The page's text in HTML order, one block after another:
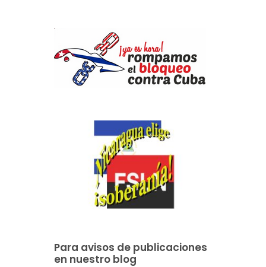
Para avisos de publicaciones
en nuestro blog